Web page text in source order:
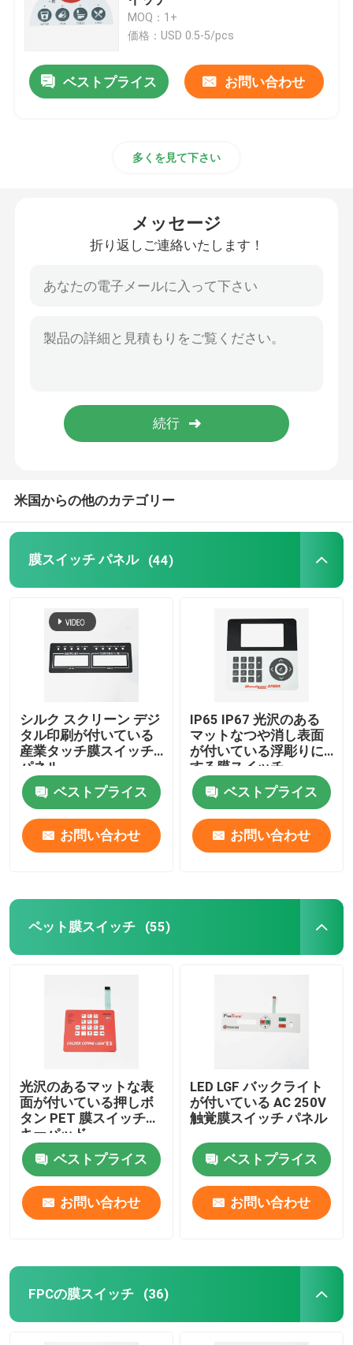
ペット膜スイッチ
FPCの膜スイッチ
PCBの膜スイッチ
アクリルスイッチパネル
シリコーン ゴムのキーパッド
メンブレンキーボードスイッチ
歯の美容器
MOQ：1+
価格：USD 0.5-5/pcs
ベストプライス お問い合わせ
多くを見て下さい
メッセージ
折り返しご連絡いたします！
米国からの他のカテゴリー
膜スイッチ パネル (44)
シルク スクリーン デジ
タル印刷が付いている
産業タッチ膜スイッチ
パネル
ベストプライス
お問い合わせ
IP65 IP67 光沢のある
マットなつや消し表面
が付いている浮彫りに
する膜スイッチ
ベストプライス
お問い合わせ
ペット膜スイッチ (55)
光沢のあるマットな表
面が付いている押しボ
タン PET 膜スイッチの
キーパッド
ベストプライス
お問い合わせ
LED LGF バックライト
が付いている AC 250V
触覚膜スイッチ パネル
ベストプライス
お問い合わせ
FPCの膜スイッチ (36)